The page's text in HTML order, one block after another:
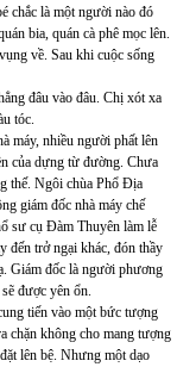
chắc là một người nào đó
bia, quán cà phê mọc lên.
về. Sau khi cuộc sống
đâu vào đâu. Chị xót xa
tóc.
máy, nhiều người phất lên
của dựng từ đường. Chưa
thế. Ngôi chùa Phổ Địa
giám đốc nhà máy chế
sư cụ Đàm Thuyên làm lễ
đến trở ngại khác, đón thầy
Giám đốc là người phương
được yên ổn.
tiến vào một bức tượng
chặn không cho mang tượng
lên bệ. Nhưng một dạo